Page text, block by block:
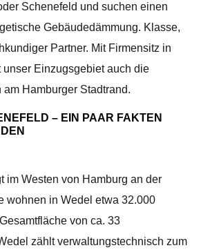
Schenefeld und suchen einen
Gebäudedämmung. Klasse,
Partner. Mit Firmensitz in
unser Einzugsgebiet auch die
Hamburger Stadtrand.
– EIN PAAR FAKTEN
im Westen von Hamburg an der
wohnen in Wedel etwa 32.000
von ca. 33
zählt verwaltungstechnisch zum